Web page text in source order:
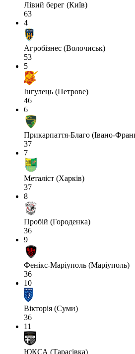
Лівий берег (Київ)
63
4
Агробізнес (Волочиськ)
53
5
Інгулець (Петрове)
46
6
Прикарпаття-Благо (Івано-
37
7
Металіст (Харків)
37
8
Пробій (Городенка)
36
9
Фенікс-Маріуполь (Маріуполь)
36
10
Вікторія (Суми)
36
11
ЮКСА (Тарасівка)